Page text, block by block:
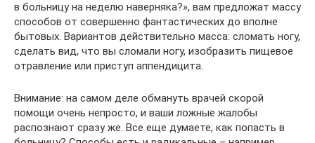
в больницу на неделю наверняка?», вам предложат массу
способов от совершенно фантастических до вполне
бытовых. Вариантов действительно масса: сломать ногу,
сделать вид, что вы сломали ногу, изобразить пищевое
отравление или приступ аппендицита.
Внимание: на самом деле обмануть врачей скорой
помощи очень непросто, и ваши ложные жалобы
распознают сразу же. Все еще думаете, как попасть в